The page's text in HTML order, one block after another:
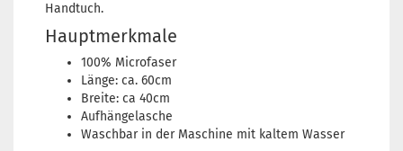
Handtuch.
Hauptmerkmale
100% Microfaser
Länge: ca. 60cm
Breite: ca 40cm
Aufhängelasche
Waschbar in der Maschine mit kaltem Wasser